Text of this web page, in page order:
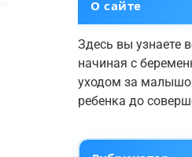
О сайте
Здесь вы узнаете
начиная с
уходом за
ребенка до